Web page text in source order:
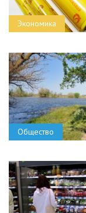
Экономика
Общество